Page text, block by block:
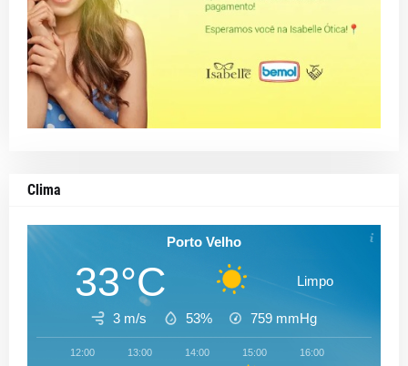
Clima
Porto Velho
33°C Limpo
3 m/s 53% 759 mmHg
12:00 13:00 14:00 15:00 16:00